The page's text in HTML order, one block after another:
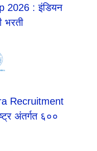
2026 : इंडियन
भरती
Recruitment
अंतर्गत ६००